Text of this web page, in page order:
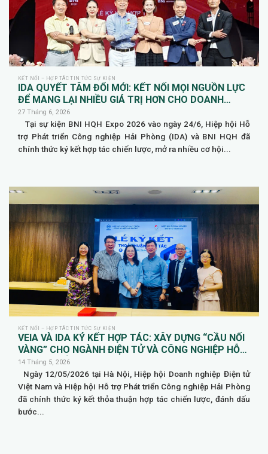
KẾT NỐI – HỢP TÁC TIN TỨC SỰ KIỆN
IDA QUYẾT TÂM ĐỔI MỚI: KẾT NỐI MỌI NGUỒN LỰC
ĐỂ MANG LẠI NHIỀU GIÁ TRỊ HƠN CHO DOANH
NGHIỆP HỘI VIÊN
27 Tháng 6, 2026
Tại sự kiện BNI HQH Expo 2026 vào ngày 24/6, Hiệp hội Hỗ
trợ Phát triển Công nghiệp Hải Phòng (IDA) và BNI HQH đã
chính thức ký kết hợp tác chiến lược, mở ra nhiều cơ hội...
KẾT NỐI – HỢP TÁC TIN TỨC SỰ KIỆN
VEIA VÀ IDA KÝ KẾT HỢP TÁC: XÂY DỰNG “CẦU NỐI
VÀNG” CHO NGÀNH ĐIỆN TỬ VÀ CÔNG NGHIỆP HỖ
TRỢ TẠI HẢI PHÒNG
14 Tháng 5, 2026
Ngày 12/05/2026 tại Hà Nội, Hiệp hội Doanh nghiệp Điện tử
Việt Nam và Hiệp hội Hỗ trợ Phát triển Công nghiệp Hải Phòng
đã chính thức ký kết thỏa thuận hợp tác chiến lược, đánh dấu
bước...